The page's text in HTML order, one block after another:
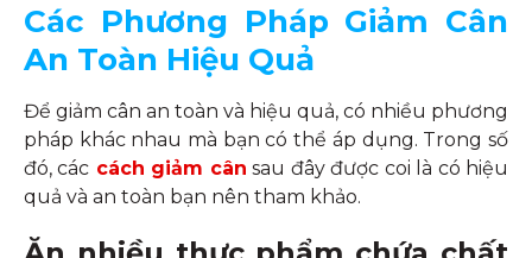
Các Phương Pháp Giảm Cân
An Toàn Hiệu Quả
Để giảm cân an toàn và hiệu quả, có nhiều phương
pháp khác nhau mà bạn có thể áp dụng. Trong số
đó, các cách giảm cân sau đây được coi là có hiệu
quả và an toàn bạn nên tham khảo.